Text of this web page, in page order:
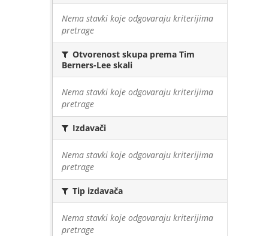
Nema stavki koje odgovaraju kriterijima
pretrage
Otvorenost skupa prema Tim
Berners-Lee skali
Nema stavki koje odgovaraju kriterijima
pretrage
Izdavači
Nema stavki koje odgovaraju kriterijima
pretrage
Tip izdavača
Nema stavki koje odgovaraju kriterijima
pretrage